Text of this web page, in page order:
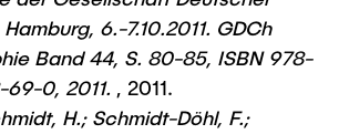
6.-7.10.2011. GDCh
Band 44, S. 80-85, ISBN 978-
0, 2011. , 2011.
H.; Schmidt-Döhl, F.;